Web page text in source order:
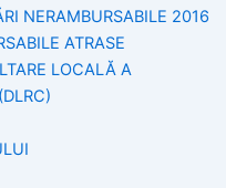
NERAMBURSABILE 2016
ATRASE
LOCALĂ A